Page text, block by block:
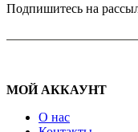
Подпишитесь на
МОЙ АККАУНТ
О нас